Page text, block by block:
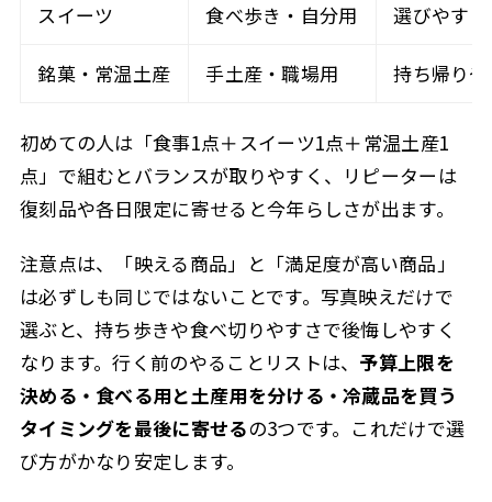
スイーツ 食べ歩き・自分用 選びやす
銘菓・常温土産 手土産・職場用 持ち帰り
初めての人は「食事1点＋スイーツ1点＋常温土産1
点」で組むとバランスが取りやすく、リピーターは
復刻品や各日限定に寄せると今年らしさが出ます。
注意点は、「映える商品」と「満足度が高い商品」
は必ずしも同じではないことです。写真映えだけで
選ぶと、持ち歩きや食べ切りやすさで後悔しやすく
なります。行く前のやることリストは、 予算上限を
決める・食べる用と土産用を分ける・冷蔵品を買う
タイミングを最後に寄せるの3つです。これだけで選
び方がかなり安定します。